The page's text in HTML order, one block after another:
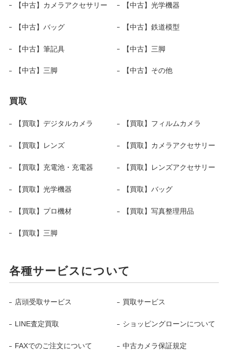
【中古】カメラアクセサリー 【中古】光学機器
【中古】バッグ 【中古】鉄道模型
【中古】筆記具 【中古】三脚
【中古】三脚 【中古】その他
買取
【買取】デジタルカメラ 【買取】フィルムカメラ
【買取】レンズ 【買取】カメラアクセサリー
【買取】充電池・充電器 【買取】レンズアクセサリー
【買取】光学機器 【買取】バッグ
【買取】プロ機材 【買取】写真整理用品
【買取】三脚
各種サービスについて
店頭受取サービス 買取サービス
LINE査定買取 ショッピングローンについて
FAXでのご注文について 中古カメラ保証規定